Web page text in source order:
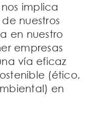
implica
nuestros
en nuestro
empresas
vía eficaz
(ético,
en